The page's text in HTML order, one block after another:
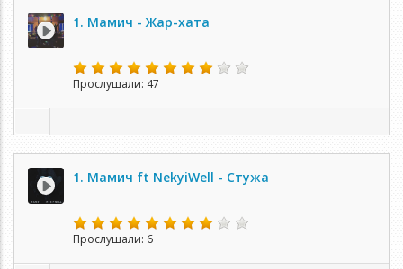
1. Мамич - Жар-хата
Прослушали: 47
1. Мамич ft NekyiWell - Стужа
Прослушали: 6